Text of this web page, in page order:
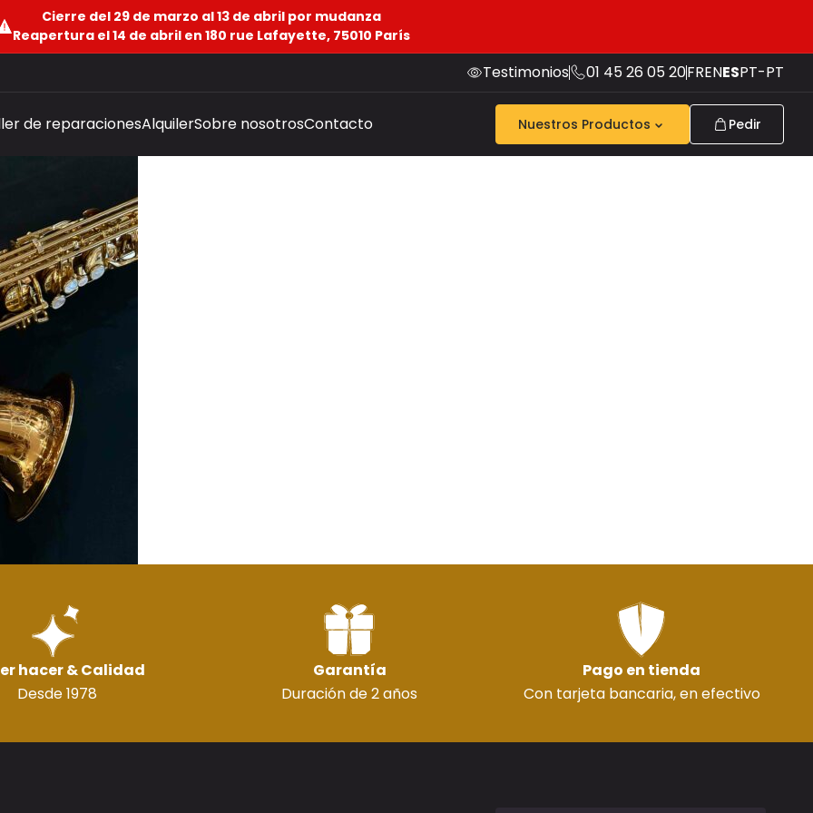
Cierre del 29 de marzo al 13 de abril por mudanza
Reapertura el 14 de abril en 180 rue Lafayette, 75010 París
Testimonios 01 45 26 05 20FRENESPT-PT
de reparacionesAlquilerSobre nosotrosContacto Nuestros Productos Pedir
hacer & Calidad
Desde 1978
Garantía
Duración de 2 años
Pago en tienda
Con tarjeta bancaria, en efectivo